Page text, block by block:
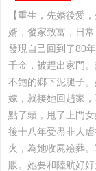
【重生，先婚後愛
婿，發家致富，日
發現自己回到了80
千金，被趕出家門
不飽的鄉下泥腿子
嫁，就接她回趙家
點了頭，甩了上門
後十八年受盡非人
火，為她收屍殮葬
賬。她要和陸航好